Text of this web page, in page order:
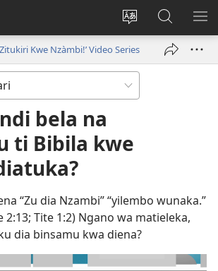
Soba
zu
site
Kota
(opens
new
Dinga
mu
JW.ORG
Kwe Nzàmbi!’ Video Series
bela na
ti Bibila kwe
“Zu dia Nzambi” “yilembo wunaka.”
2:13; Tite 1:2) Ngano wa matieleka,
dia binsamu kwa diena?